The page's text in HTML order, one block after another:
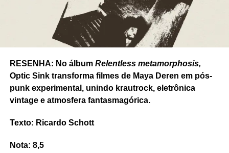
RESENHA: No álbum Relentless metamorphosis,
Optic Sink transforma filmes de Maya Deren em pós-
punk experimental, unindo krautrock, eletrônica
vintage e atmosfera fantasmagórica.
Texto: Ricardo Schott
Nota: 8,5